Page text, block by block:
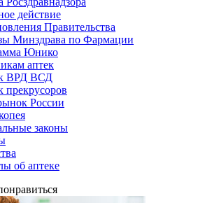
действие
Правительства
Минздрава по Фармации
Юнико
аптек
ВРД ВСД
прекрусоров
России
законы
об аптеке